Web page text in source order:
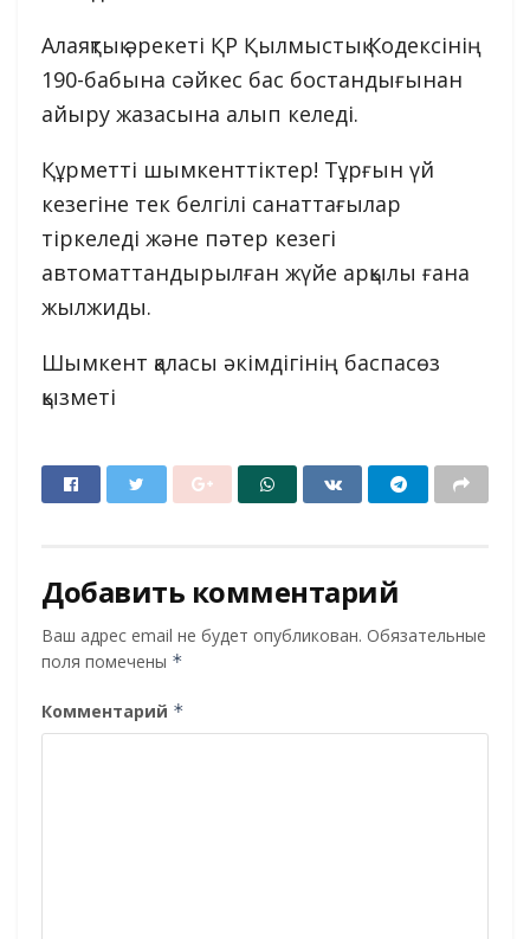
Алаяқтық әрекеті ҚР Қылмыстық Кодексiнің
190-бабына сәйкес бас бостандығынан
айыру жазасына алып келеді.
Құрметті шымкенттіктер! Тұрғын үй
кезегіне тек белгілі санаттағылар
тіркеледі және пәтер кезегі
автоматтандырылған жүйе арқылы ғана
жылжиды.
Шымкент қаласы әкімдігінің баспасөз
қызметі
Добавить комментарий
Ваш адрес email не будет опубликован. Обязательные
поля помечены *
Комментарий *